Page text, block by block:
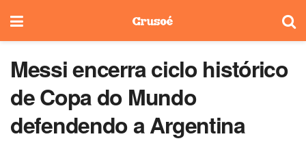
Messi encerra ciclo histórico
de Copa do Mundo
defendendo a Argentina